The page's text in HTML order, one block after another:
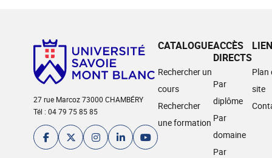
27 rue Marcoz 73000 CHAMBÉRY
Tél : 04 79 75 85 85
CATALOGUE
Rechercher un
cours
Rechercher
une formation
ACCÈS
DIRECTS
Par
diplôme
Par
domaine
Par
Plan
site